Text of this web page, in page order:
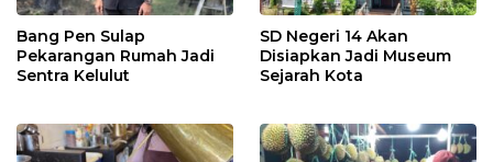
Bang Pen Sulap
Pekarangan Rumah Jadi
Sentra Kelulut
SD Negeri 14 Akan
Disiapkan Jadi Museum
Sejarah Kota